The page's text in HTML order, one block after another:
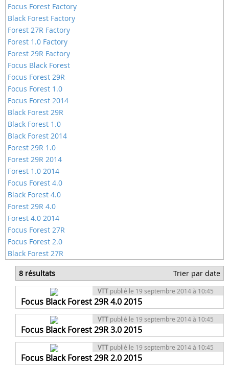
Focus Forest Factory
Black Forest Factory
Forest 27R Factory
Forest 1.0 Factory
Forest 29R Factory
Focus Black Forest
Focus Forest 29R
Focus Forest 1.0
Focus Forest 2014
Black Forest 29R
Black Forest 1.0
Black Forest 2014
Forest 29R 1.0
Forest 29R 2014
Forest 1.0 2014
Focus Forest 4.0
Black Forest 4.0
Forest 29R 4.0
Forest 4.0 2014
Focus Forest 27R
Focus Forest 2.0
Black Forest 27R
8 résultats Trier par date
VTT publié le 19 septembre 2014 à 10:45
Focus Black Forest 29R 4.0 2015
VTT publié le 19 septembre 2014 à 10:45
Focus Black Forest 29R 3.0 2015
VTT publié le 19 septembre 2014 à 10:45
Focus Black Forest 29R 2.0 2015